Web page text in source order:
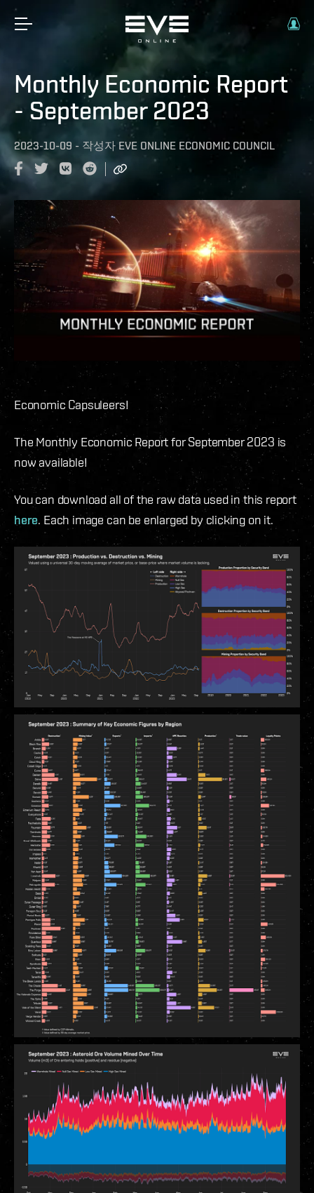
Monthly Economic Report
- September 2023
2023-10-09 - 작성자 EVE ONLINE ECONOMIC COUNCIL
Economic Capsuleers!
The Monthly Economic Report for September 2023 is
now available!
You can download all of the raw data used in this report
here. Each image can be enlarged by clicking on it.